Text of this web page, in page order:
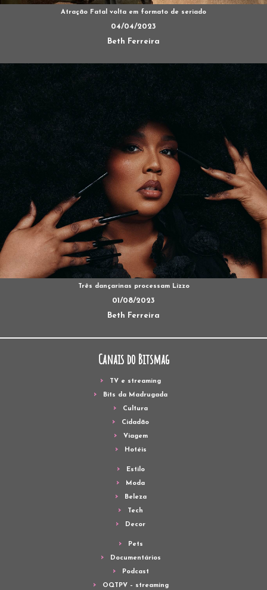
Atração Fatal volta em formato de seriado
04/04/2023
Beth Ferreira
Três dançarinas processam Lizzo
01/08/2023
Beth Ferreira
Canais do Bitsmag
TV e streaming
Bits da Madrugada
Cultura
Cidadão
Viagem
Hotéis
Estilo
Moda
Beleza
Tech
Decor
Pets
Documentários
Podcast
OQTPV – streaming